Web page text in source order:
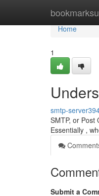
Home
Home
1
smtp-
SMTP, or Post
Essentially ,
Submit a